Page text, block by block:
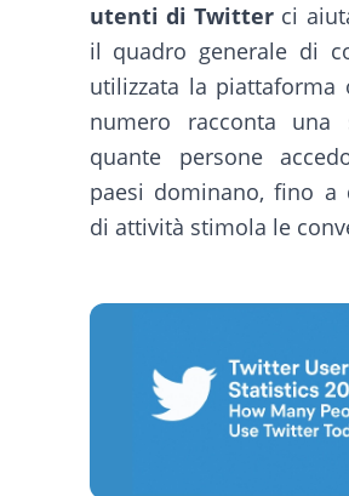
utenti di Twitter ci
il quadro generale di
utilizzata la piattaforma
numero racconta una
quante persone
paesi dominano, fino a
di attività stimola le